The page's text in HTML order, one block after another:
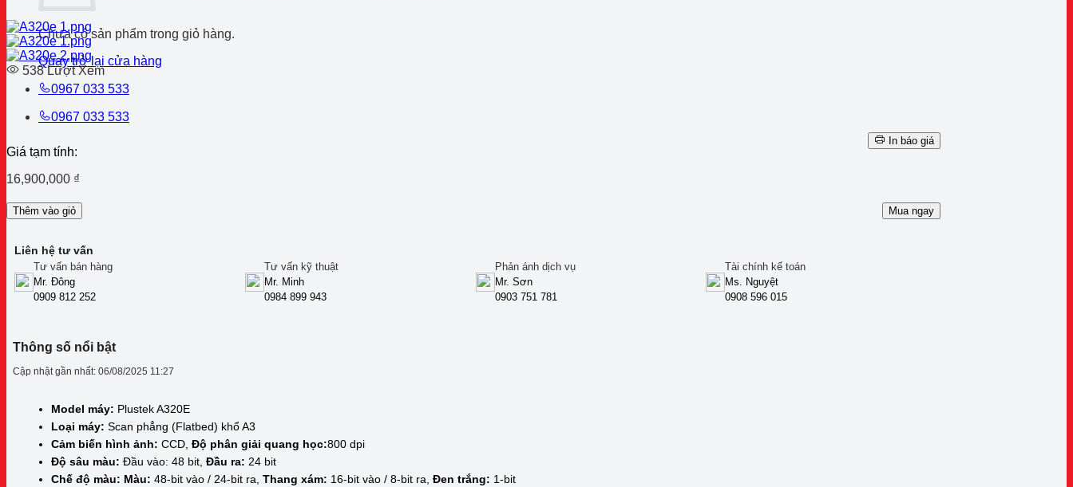
Chưa có sản phẩm trong giỏ hàng.
Quay trở lại cửa hàng
0967 033 533
0967 033 533
538 Lượt Xem
Giá tạm tính:
16,900,000 ₫
In báo giá
Thêm vào giỏ Mua ngay
Liên hệ tư vấn
Tư vấn bán hàng
Mr. Đông
0909 812 252
Tư vấn kỹ thuật
Mr. Minh
0984 899 943
Phản ánh dịch vụ
Mr. Sơn
0903 751 781
Tài chính kế toán
Ms. Nguyệt
0908 596 015
Thông số nổi bật
Cập nhật gần nhất: 06/08/2025 11:27
Model máy: Plustek A320E
Loại máy: Scan phẳng (Flatbed) khổ A3
Cảm biến hình ảnh: CCD, Độ phân giải quang học:800 dpi
Độ sâu màu: Đầu vào: 48 bit, Đầu ra: 24 bit
Chế độ màu: Màu: 48-bit vào / 24-bit ra, Thang xám: 16-bit vào / 8-bit ra, Đen trắng: 1-bit